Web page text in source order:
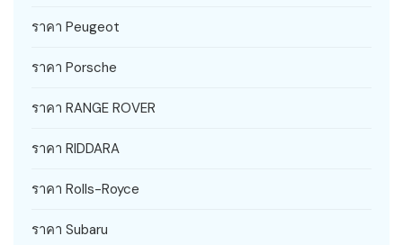
ราคา Peugeot
ราคา Porsche
ราคา RANGE ROVER
ราคา RIDDARA
ราคา Rolls-Royce
ราคา Subaru